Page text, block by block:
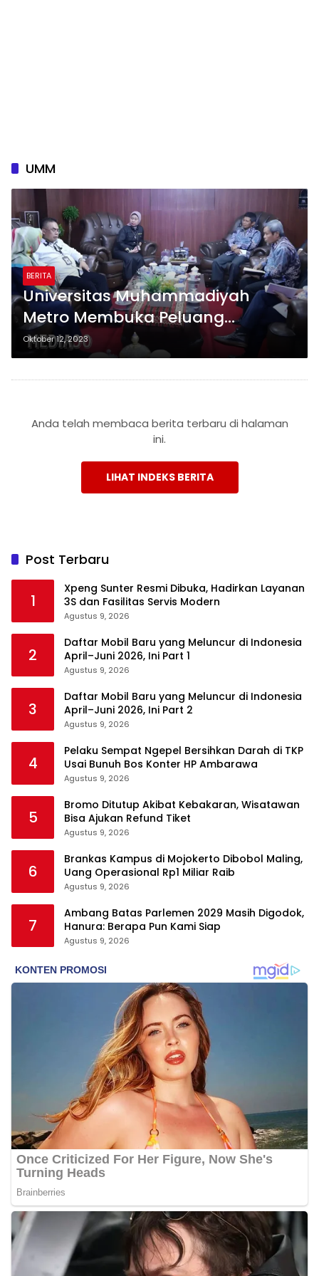
UMM
BERITA
Universitas Muhammadiyah
Metro Membuka Peluang
Kerjasama untuk Mendirikan
Fakultas Kedokteran Bersama
Unila
Oktober 12, 2023
Anda telah membaca berita terbaru di halaman
ini.
LIHAT INDEKS BERITA
Post Terbaru
1
Xpeng Sunter Resmi Dibuka, Hadirkan Layanan
3S dan Fasilitas Servis Modern
Agustus 9, 2026
2
Daftar Mobil Baru yang Meluncur di Indonesia
April–Juni 2026, Ini Part 1
Agustus 9, 2026
3
Daftar Mobil Baru yang Meluncur di Indonesia
April–Juni 2026, Ini Part 2
Agustus 9, 2026
4
Pelaku Sempat Ngepel Bersihkan Darah di TKP
Usai Bunuh Bos Konter HP Ambarawa
Agustus 9, 2026
5
Bromo Ditutup Akibat Kebakaran, Wisatawan
Bisa Ajukan Refund Tiket
Agustus 9, 2026
6
Brankas Kampus di Mojokerto Dibobol Maling,
Uang Operasional Rp1 Miliar Raib
Agustus 9, 2026
7
Ambang Batas Parlemen 2029 Masih Digodok,
Hanura: Berapa Pun Kami Siap
Agustus 9, 2026